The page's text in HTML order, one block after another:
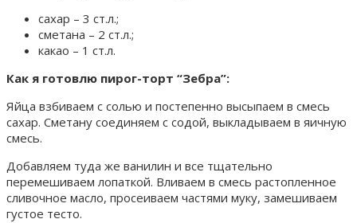
сахар – 3 ст.л.;
сметана – 2 ст.л.;
какао – 1 ст.л.
Как я готовлю пирог-торт “Зебра”:
Яйца взбиваем с солью и постепенно высыпаем в смесь
сахар. Сметану соединяем с содой, выкладываем в яичную
смесь.
Добавляем туда же ванилин и все тщательно
перемешиваем лопаткой. Вливаем в смесь растопленное
сливочное масло, просеиваем частями муку, замешиваем
густое тесто.